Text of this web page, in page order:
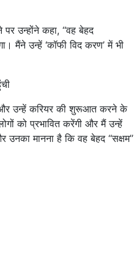
उन्होंने कहा, ‘‘वह बेहद
मैंने उन्हें ‘कॉफी विद करण’ में भी
हैं और उन्हें करियर की शुरूआत करने के
को प्रभावित करेंगी और मैं उन्हें
मानना है कि वह बेहद ‘‘सक्षम’’